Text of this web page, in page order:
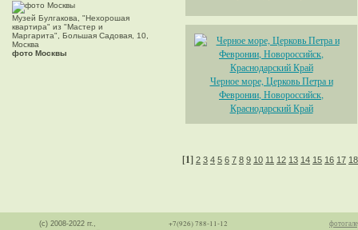
Музей Булгакова, "Нехорошая
квартира" из "Мастер и
Маргарита", Большая Садовая, 10,
Москва
фото Москвы
Черное море, Церковь Петра и
Февронии, Новороссийск,
Краснодарский Край
[1] 2 3 4 5 6 7 8 9 10 11 12 13 14 15 16 17 18
(с) 2008-2022 гг.,
+7(926) 788-11-12